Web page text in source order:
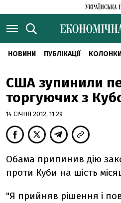
НОВИНИ ПУБЛІКАЦІЇ
США зупинили
торгуючих з
14 СІЧНЯ 2012, 11:29
Обама припинив дію
проти Куби на шість
"Я прийняв рішення і